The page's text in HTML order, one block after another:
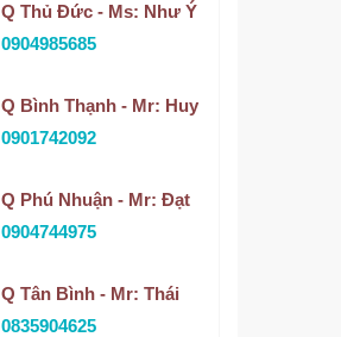
Q Thủ Đức - Ms: Như Ý
0904985685
Q Bình Thạnh - Mr: Huy
0901742092
Q Phú Nhuận - Mr: Đạt
0904744975
Q Tân Bình - Mr: Thái
0835904625